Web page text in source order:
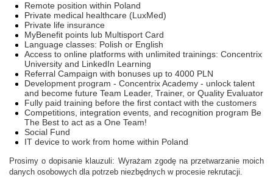
Remote position within Poland
Private medical healthcare (LuxMed)
Private life insurance
MyBenefit points lub Multisport Card
Language classes: Polish or English
Access to online platforms with unlimited trainings: Concentrix
University and LinkedIn Learning
Referral Campaign with bonuses up to 4000 PLN
Development program - Concentrix Academy - unlock talent
and become future Team Leader, Trainer, or Quality Evaluator
Fully paid training before the first contact with the customers
Competitions, integration events, and recognition program Be
The Best to act as a One Team!
Social Fund
IT device to work from home within Poland
Prosimy o dopisanie klauzuli: Wyrażam zgodę na przetwarzanie moich
danych osobowych dla potrzeb niezbędnych w procesie rekrutacji.